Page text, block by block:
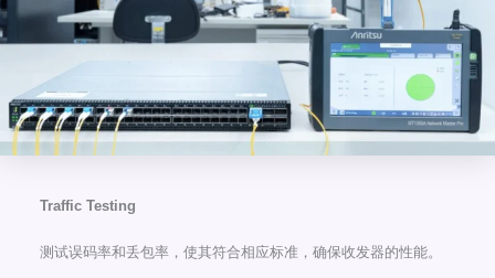
Traffic Testing
测试误码率和丢包率，使其符合相应标准，确保收发器的性能。